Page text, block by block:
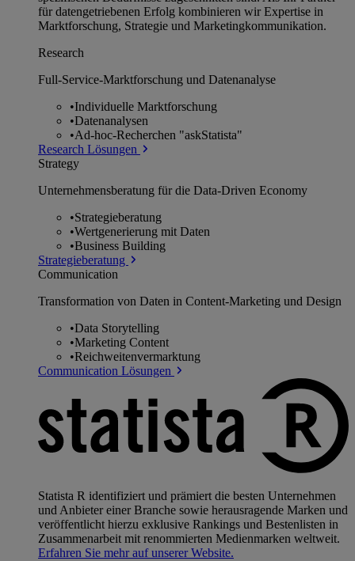
für datengetriebenen Erfolg kombinieren wir Expertise in
Marktforschung, Strategie und Marketingkommunikation.
Research
Full-Service-Marktforschung und Datenanalyse
•Individuelle Marktforschung
•Datenanalysen
•Ad-hoc-Recherchen "askStatista"
Research Lösungen
Strategy
Unternehmens­beratung für die Data-Driven Economy
•Strategieberatung
•Wertgenerierung mit Daten
•Business Building
Strategieberatung
Communication
Transformation von Daten in Content-Marketing und Design
•Data Storytelling
•Marketing Content
•Reichweitenvermarktung
Communication Lösungen
Statista R identifiziert und prämiert die besten Unternehmen
und Anbieter einer Branche sowie herausragende Marken und
veröffentlicht hierzu exklusive Rankings und Bestenlisten in
Zusammenarbeit mit renommierten Medienmarken weltweit.
Erfahren Sie mehr auf unserer Website.